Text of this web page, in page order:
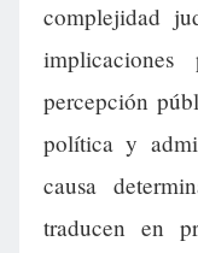
complejidad
percepción
política y
causa
traducen en